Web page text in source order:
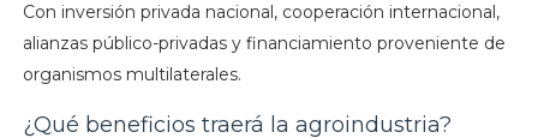
Con inversión privada nacional, cooperación internacional,
alianzas público-privadas y financiamiento proveniente de
organismos multilaterales.
¿Qué beneficios traerá la agroindustria?